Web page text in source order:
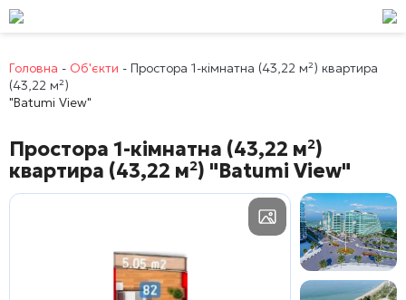
Головна - Об'єкти - Простора 1-кімнатна (43,22 м²) квартира
(43,22 м²)
"Batumi View"
Простора 1-кімнатна (43,22 м²)
квартира (43,22 м²) "Batumi View"